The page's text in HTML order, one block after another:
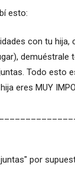
esto:
con tu hija,
demuéstrale
Todo esto
eres MUY
por